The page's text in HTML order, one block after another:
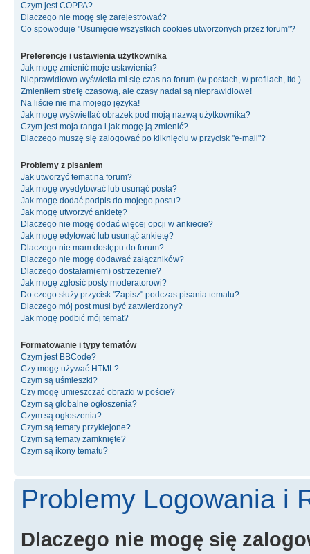
Czym jest COPPA?
Dlaczego nie mogę się zarejestrować?
Co spowoduje "Usunięcie wszystkich cookies utworzonych przez forum"?
Preferencje i ustawienia użytkownika
Jak mogę zmienić moje ustawienia?
Nieprawidłowo wyświetla mi się czas na forum (w postach, w profilach, itd.)
Zmieniłem strefę czasową, ale czasy nadal są nieprawidłowe!
Na liście nie ma mojego języka!
Jak mogę wyświetlać obrazek pod moją nazwą użytkownika?
Czym jest moja ranga i jak mogę ją zmienić?
Dlaczego muszę się zalogować po kliknięciu w przycisk "e-mail"?
Problemy z pisaniem
Jak utworzyć temat na forum?
Jak mogę wyedytować lub usunąć posta?
Jak mogę dodać podpis do mojego postu?
Jak mogę utworzyć ankietę?
Dlaczego nie mogę dodać więcej opcji w ankiecie?
Jak mogę edytować lub usunąć ankietę?
Dlaczego nie mam dostępu do forum?
Dlaczego nie mogę dodawać załączników?
Dlaczego dostałam(em) ostrzeżenie?
Jak mogę zgłosić posty moderatorowi?
Do czego służy przycisk "Zapisz" podczas pisania tematu?
Dlaczego mój post musi być zatwierdzony?
Jak mogę podbić mój temat?
Formatowanie i typy tematów
Czym jest BBCode?
Czy mogę używać HTML?
Czym są uśmieszki?
Czy mogę umieszczać obrazki w poście?
Czym są globalne ogłoszenia?
Czym są ogłoszenia?
Czym są tematy przyklejone?
Czym są tematy zamknięte?
Czym są ikony tematu?
Problemy Logowania i
Dlaczego nie mogę się